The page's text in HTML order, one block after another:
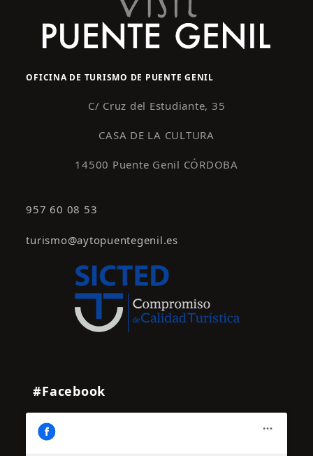
OFICINA DE TURISMO DE PUENTE GENIL
C/ Cruz del Estudiante, 35
CASA DE LA CULTURA
14500 Puente Genil CÓRDOBA
957 60 08 53
turismo@aytopuentegenil.es
#Facebook